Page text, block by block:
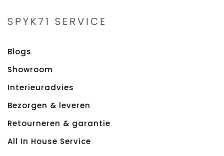
SPYK71 SERVICE
Blogs
Showroom
Interieuradvies
Bezorgen & leveren
Retourneren & garantie
All In House Service